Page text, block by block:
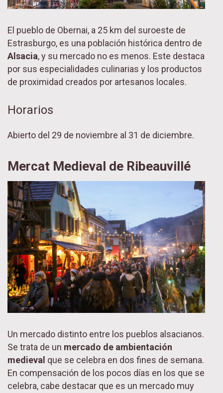
El pueblo de Obernai, a 25 km del suroeste de
Estrasburgo, es una población histórica dentro de
Alsacia, y su mercado no es menos. Este destaca
por sus especialidades culinarias y los productos
de proximidad creados por artesanos locales.
Horarios
Abierto del 29 de noviembre al 31 de diciembre.
Mercat Medieval de Ribeauvillé
Un mercado distinto entre los pueblos alsacianos.
Se trata de un mercado de ambientación
medieval que se celebra en dos fines de semana.
En compensación de los pocos días en los que se
celebra, cabe destacar que es un mercado muy